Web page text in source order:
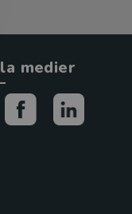
medier